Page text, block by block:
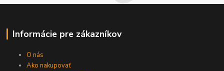
Informácie pre zákazníkov
O nás
Ako nakupovať